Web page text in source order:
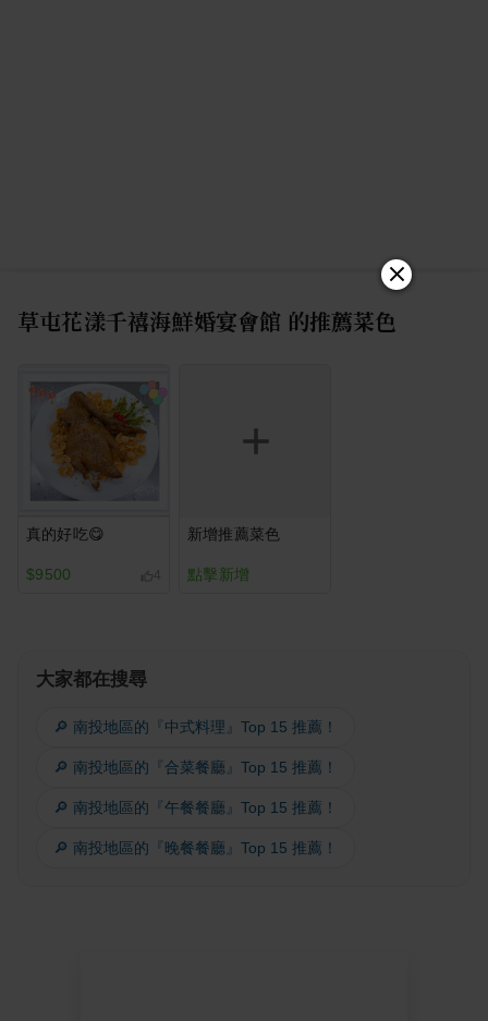
草屯花漾千禧海鮮婚宴會館 的推薦菜色
真的好吃😋
$9500
新增推薦菜色
點擊新增
大家都在搜尋
🔎 南投地區的『中式料理』Top 15 推薦！
🔎 南投地區的『合菜餐廳』Top 15 推薦！
🔎 南投地區的『午餐餐廳』Top 15 推薦！
🔎 南投地區的『晚餐餐廳』Top 15 推薦！